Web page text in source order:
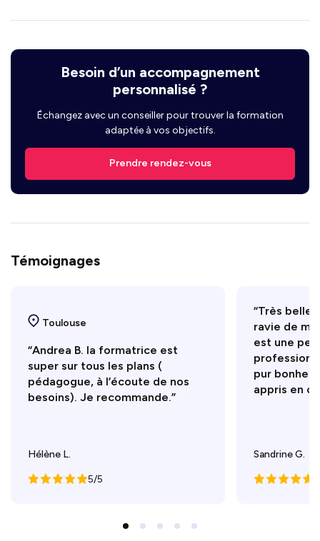
Besoin d’un accompagnement
personnalisé ?
Échangez avec un conseiller pour trouver la formation
adaptée à vos objectifs.
Prendre rendez-vous
Témoignages
Toulouse
“Andrea B. la formatrice est
super sur tous les plans (
pédagogue, à l’écoute de nos
besoins). Je recommande.”
Hélène L.
5/5
“Très belle
ravie de
est une
pur
appris en
Sandrine G.